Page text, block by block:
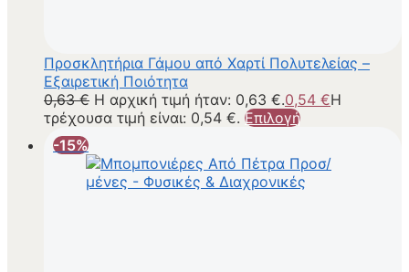
Προσκλητήρια Γάμου από Χαρτί Πολυτελείας –
Εξαιρετική Ποιότητα
0,63€ Η αρχική τιμή ήταν: 0,63 €.0,54 €Η
τρέχουσα τιμή είναι: 0,54 €. Επιλογή
-15%